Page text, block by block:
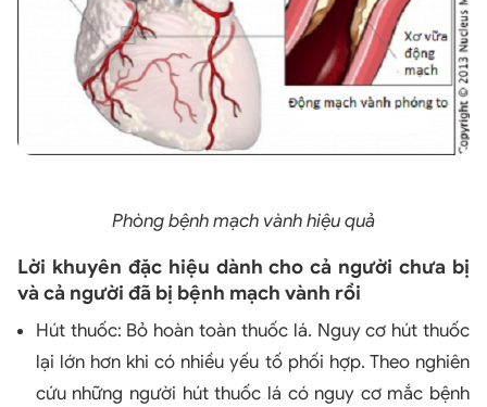
Phòng bệnh mạch vành hiệu quả
Lời khuyên đặc hiệu dành cho cả người chưa bị
và cả người đã bị bệnh mạch vành rồi
Hút thuốc: Bỏ hoàn toàn thuốc lá. Nguy cơ hút thuốc
lại lớn hơn khi có nhiều yếu tố phối hợp. Theo nghiên
cứu những người hút thuốc lá có nguy cơ mắc bệnh